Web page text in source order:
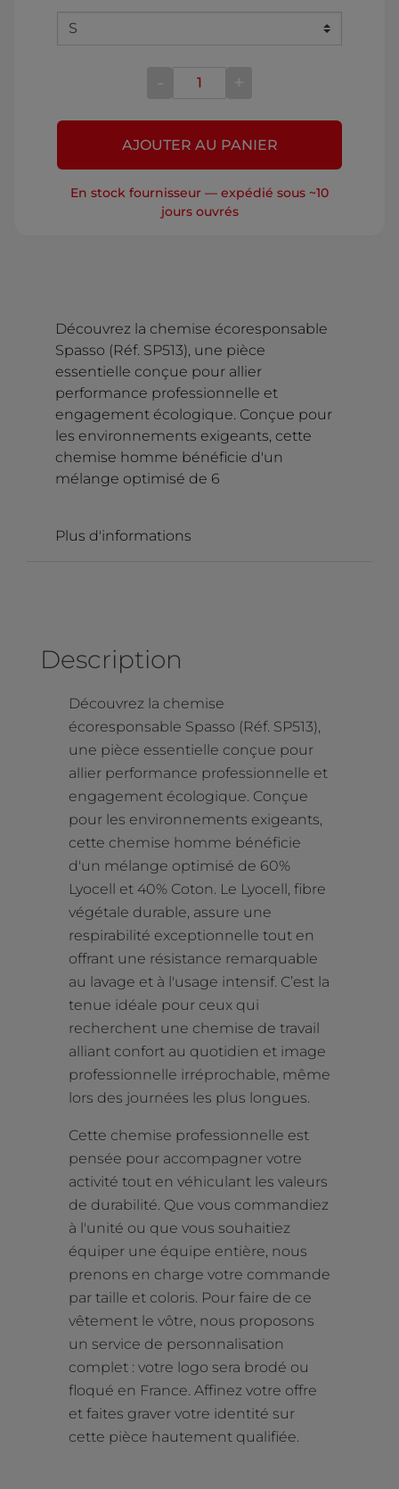
Découvrez la chemise écoresponsable
Spasso (Réf. SP513), une pièce
essentielle conçue pour allier
performance professionnelle et
engagement écologique. Conçue pour
les environnements exigeants, cette
chemise homme bénéficie d'un
mélange optimisé de 6
Plus d'informations
AJOUTER AU PANIER
En stock fournisseur — expédié sous ~10
jours ouvrés
Description
Découvrez la chemise
écoresponsable Spasso (Réf. SP513),
une pièce essentielle conçue pour
allier performance professionnelle et
engagement écologique. Conçue
pour les environnements exigeants,
cette chemise homme bénéficie
d'un mélange optimisé de 60%
Lyocell et 40% Coton. Le Lyocell, fibre
végétale durable, assure une
respirabilité exceptionnelle tout en
offrant une résistance remarquable
au lavage et à l'usage intensif. C’est la
tenue idéale pour ceux qui
recherchent une chemise de travail
alliant confort au quotidien et image
professionnelle irréprochable, même
lors des journées les plus longues.
Cette chemise professionnelle est
pensée pour accompagner votre
activité tout en véhiculant les valeurs
de durabilité. Que vous commandiez
à l'unité ou que vous souhaitiez
équiper une équipe entière, nous
prenons en charge votre commande
par taille et coloris. Pour faire de ce
vêtement le vôtre, nous proposons
un service de personnalisation
complet : votre logo sera brodé ou
floqué en France. Affinez votre offre
et faites graver votre identité sur
cette pièce hautement qualifiée.